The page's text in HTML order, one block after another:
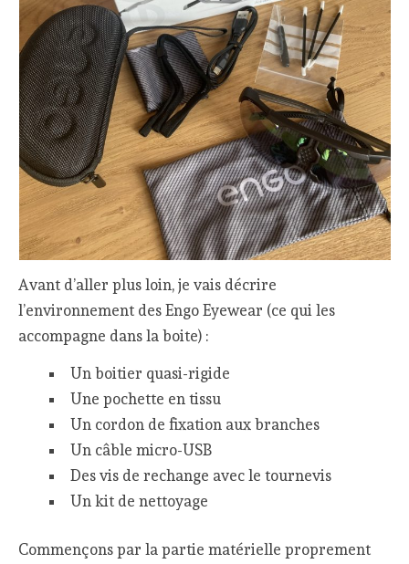
Avant d’aller plus loin, je vais décrire
l’environnement des Engo Eyewear (ce qui les
accompagne dans la boite) :
Un boitier quasi-rigide
Une pochette en tissu
Un cordon de fixation aux branches
Un câble micro-USB
Des vis de rechange avec le tournevis
Un kit de nettoyage
Commençons par la partie matérielle proprement